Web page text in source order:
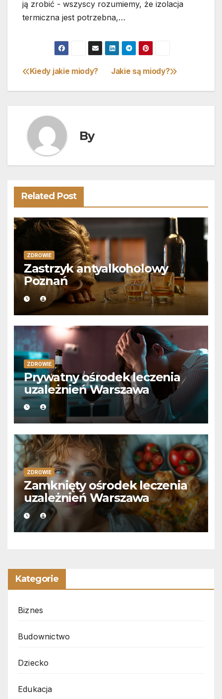
ją zrobić - wszyscy rozumiemy, że izolacja
termiczna jest potrzebna,…
Nawigacja
wpisu
Jakie są miody?
Kiedy jakie miody?
By
Related Post
ZDROWIE
Zastrzyk antyalkoholowy
Poznań
ZDROWIE
Prywatny ośrodek leczenia
uzależnień Warszawa
ZDROWIE
Zamknięty ośrodek leczenia
uzależnień Warszawa
Kategorie
Biznes
Budownictwo
Dziecko
Edukacja